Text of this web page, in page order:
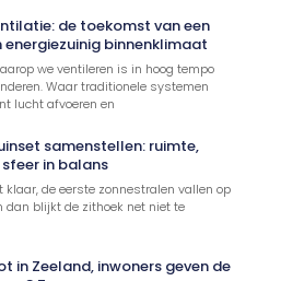
de toekomst van een
energiezuinig binnenklimaat
we ventileren is in hoog tempo
Waar traditionele systemen
lucht afvoeren en
samenstellen: ruimte,
in balans
klaar, de eerste zonnestralen vallen op
dan blijkt de zithoek net niet te
in Zeeland, inwoners geven de